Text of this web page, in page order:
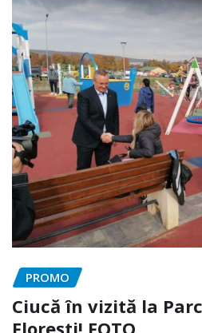
PROMO
Ciucă în vizită la